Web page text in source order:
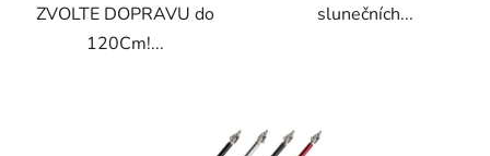
ZVOLTE DOPRAVU do
120Cm!...
slunečních...